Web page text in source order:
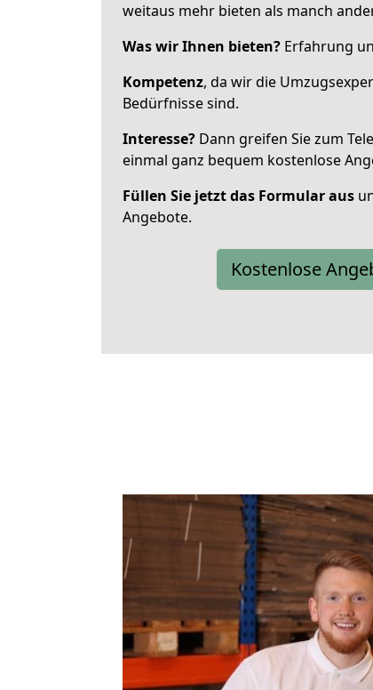
weitaus mehr bieten als manch
Was wir Ihnen bieten? Erfahrung
Kompetenz, da wir die
Bedürfnisse sind.
Interesse? Dann greifen Sie zum
einmal ganz bequem kostenlose
Füllen Sie jetzt das Formular aus
Angebote.
Kostenlose